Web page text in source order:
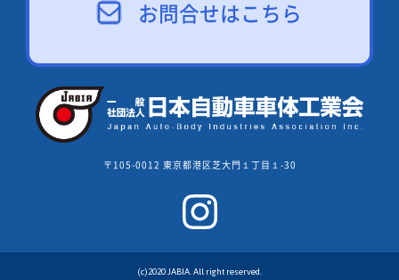
お問合せはこちら
〒105-0012 東京都港区芝大門１丁目１-30
(c)2020 JABIA. All right reserved.